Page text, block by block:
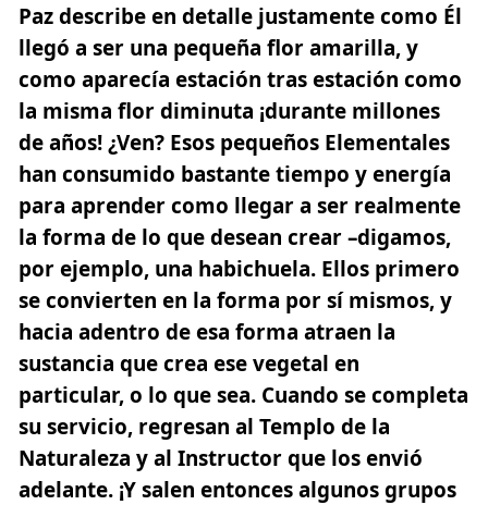
Paz describe en detalle justamente como Él
llegó a ser una pequeña flor amarilla, y
como aparecía estación tras estación como
la misma flor diminuta ¡durante millones
de años! ¿Ven? Esos pequeños Elementales
han consumido bastante tiempo y energía
para aprender como llegar a ser realmente
la forma de lo que desean crear –digamos,
por ejemplo, una habichuela. Ellos primero
se convierten en la forma por sí mismos, y
hacia adentro de esa forma atraen la
sustancia que crea ese vegetal en
particular, o lo que sea. Cuando se completa
su servicio, regresan al Templo de la
Naturaleza y al Instructor que los envió
adelante. ¡Y salen entonces algunos grupos